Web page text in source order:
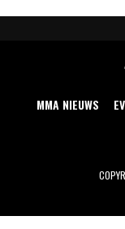
MMA NIEUWS